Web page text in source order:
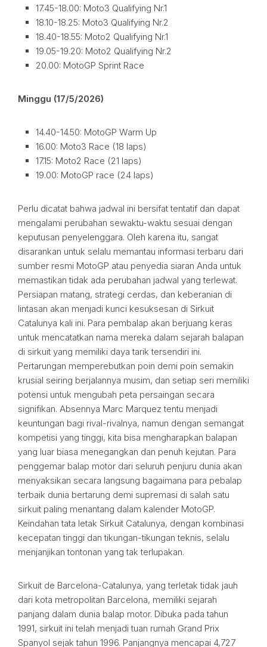
17.45-18.00: Moto3 Qualifying Nr.1
18.10-18.25: Moto3 Qualifying Nr.2
18.40-18.55: Moto2 Qualifying Nr.1
19.05-19.20: Moto2 Qualifying Nr.2
20.00: MotoGP Sprint Race
Minggu (17/5/2026)
14.40-14.50: MotoGP Warm Up
16.00: Moto3 Race (18 laps)
17.15: Moto2 Race (21 laps)
19.00: MotoGP race (24 laps)
Perlu dicatat bahwa jadwal ini bersifat tentatif dan dapat
mengalami perubahan sewaktu-waktu sesuai dengan
keputusan penyelenggara. Oleh karena itu, sangat
disarankan untuk selalu memantau informasi terbaru dari
sumber resmi MotoGP atau penyedia siaran Anda untuk
memastikan tidak ada perubahan jadwal yang terlewat.
Persiapan matang, strategi cerdas, dan keberanian di
lintasan akan menjadi kunci kesuksesan di Sirkuit
Catalunya kali ini. Para pembalap akan berjuang keras
untuk mencatatkan nama mereka dalam sejarah balapan
di sirkuit yang memiliki daya tarik tersendiri ini.
Pertarungan memperebutkan poin demi poin semakin
krusial seiring berjalannya musim, dan setiap seri memiliki
potensi untuk mengubah peta persaingan secara
signifikan. Absennya Marc Marquez tentu menjadi
keuntungan bagi rival-rivalnya, namun dengan semangat
kompetisi yang tinggi, kita bisa mengharapkan balapan
yang luar biasa menegangkan dan penuh kejutan. Para
penggemar balap motor dari seluruh penjuru dunia akan
menyaksikan secara langsung bagaimana para pebalap
terbaik dunia bertarung demi supremasi di salah satu
sirkuit paling menantang dalam kalender MotoGP.
Keindahan tata letak Sirkuit Catalunya, dengan kombinasi
kecepatan tinggi dan tikungan-tikungan teknis, selalu
menjanjikan tontonan yang tak terlupakan.
Sirkuit de Barcelona-Catalunya, yang terletak tidak jauh
dari kota metropolitan Barcelona, memiliki sejarah
panjang dalam dunia balap motor. Dibuka pada tahun
1991, sirkuit ini telah menjadi tuan rumah Grand Prix
Spanyol sejak tahun 1996. Panjangnya mencapai 4,727